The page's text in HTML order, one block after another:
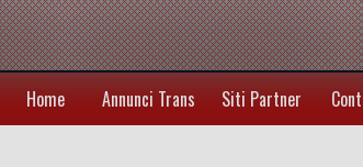
Home Annunci Trans Siti Partner